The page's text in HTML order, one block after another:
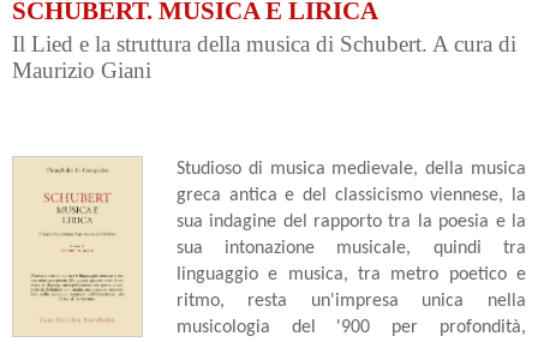
SCHUBERT. MUSICA E LIRICA
Il Lied e la struttura della musica di Schubert. A cura di
Maurizio Giani
Studioso di musica medievale, della musica
greca antica e del classicismo viennese, la
sua indagine del rapporto tra la poesia e la
sua intonazione musicale, quindi tra
linguaggio e musica, tra metro poetico e
ritmo, resta un'impresa unica nella
musicologia del '900 per profondità,